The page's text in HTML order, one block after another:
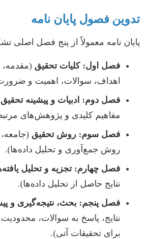
تدوین فصول پایان نامه
پایان نامه معمولاً از پنج فصل اصلی
فصل اول: کلیات تحقیق (مقدمه،
اهداف، سوالات، اهمیت و
فصل دوم: ادبیات و پیشینه تحقیق
مفاهیم کلیدی و پژوهش‌های
فصل سوم: روش تحقیق (جامعه،
روش جمع‌آوری و تحلیل داده‌ها).
فصل چهارم: تجزیه و تحلیل
نتایج حاصل از تحلیل داده‌ها).
فصل پنجم: بحث، نتیجه‌گیری و
نتایج، پاسخ به سوالات،
برای تحقیقات آتی).